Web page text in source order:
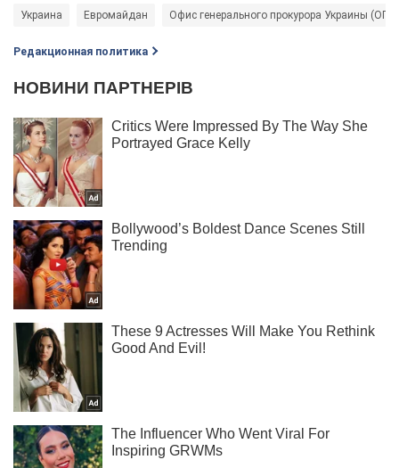
Украина Евромайдан Офис генерального прокурора Украины (ОГП)
Редакционная политика